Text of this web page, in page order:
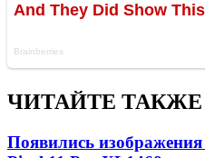
ЧИТАЙТЕ ТАКЖЕ
Появились